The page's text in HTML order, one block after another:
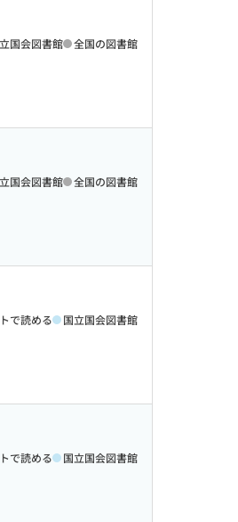
国会図書館 全国の図書館
国会図書館 全国の図書館
で読める 国立国会図書館
で読める 国立国会図書館